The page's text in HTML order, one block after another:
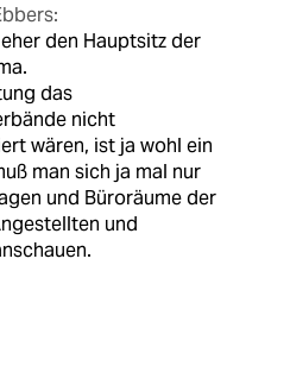
den Hauptsitz der
das
nicht
wären, ist ja wohl ein
man sich ja mal nur
und Büroräume der
und